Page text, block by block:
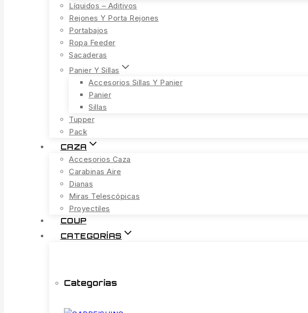
Líquidos – Aditivos
Rejones Y Porta Rejones
Portabajos
Ropa Feeder
Sacaderas
Panier Y Sillas
Accesorios Sillas Y Panier
Panier
Sillas
Tupper
Pack
CAZA
Accesorios Caza
Carabinas Aire
Dianas
Miras Telescópicas
Proyectiles
COUP
CATEGORÍAS
Categorías